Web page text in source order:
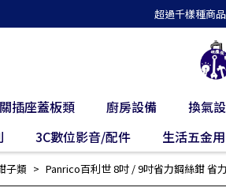
超過千樣種商
插座蓋板類 廚房設備 換氣
3C數位影音/配件 生活五金
子類 Panrico百利世 8吋 / 9吋省力鋼絲鉗 省